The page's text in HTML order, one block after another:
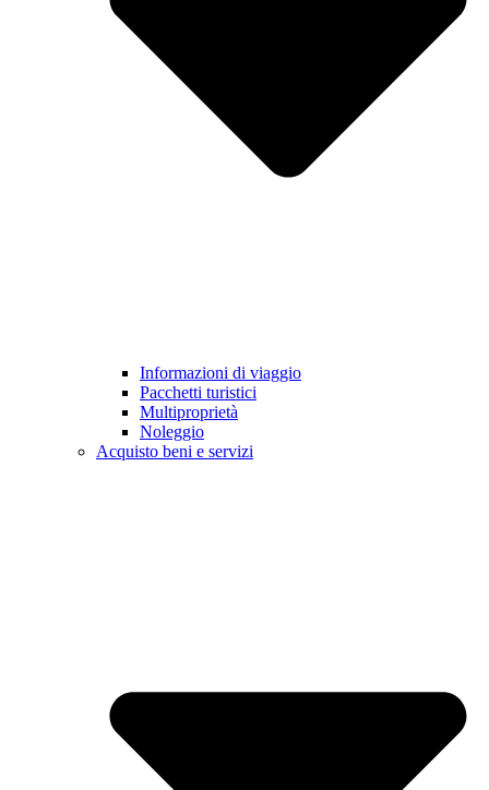
Informazioni di viaggio
Pacchetti turistici
Multiproprietà
Noleggio
Acquisto beni e servizi